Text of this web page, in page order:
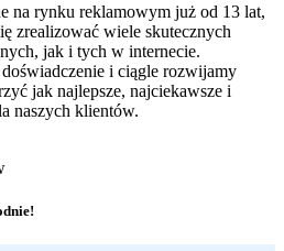
na rynku reklamowym już od 13 lat,
zrealizować wiele skutecznych
jak i tych w internecie.
i ciągle rozwijamy
jak najlepsze, najciekawsze i
naszych klientów.